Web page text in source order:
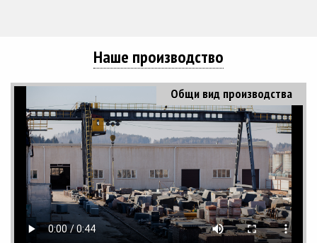
Наше производство
Общи вид производства